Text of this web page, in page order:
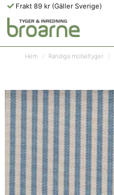
Frakt 89 kr (Gäller Sverige)
Hem Randiga möbeltyger